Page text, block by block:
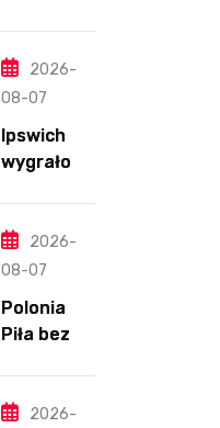
wa,
5.06.2026
2026-
08-07
Ipswich
wygrało z
pomimo
straty
Kosmiczny
mecz
Ellisa
2026-
08-07
Polonia
Piła bez
y. „Gryfy”
2026-